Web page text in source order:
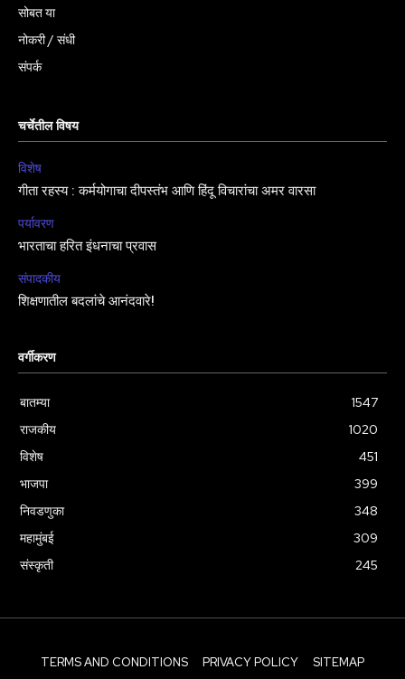
सोबत या
नोकरी / संधी
संपर्क
चर्चेतील विषय
विशेष
गीता रहस्य : कर्मयोगाचा दीपस्तंभ आणि हिंदू विचारांचा अमर वारसा
पर्यावरण
भारताचा हरित इंधनाचा प्रवास
संपादकीय
शिक्षणातील बदलांचे आनंदवारे!
वर्गीकरण
बातम्या
1547
राजकीय
1020
विशेष
451
भाजपा
399
निवडणुका
348
महामुंबई
309
संस्कृती
245
TERMS AND CONDITIONS PRIVACY POLICY SITEMAP